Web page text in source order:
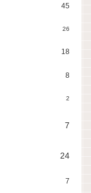
45
26
18
8
2
7
24
7